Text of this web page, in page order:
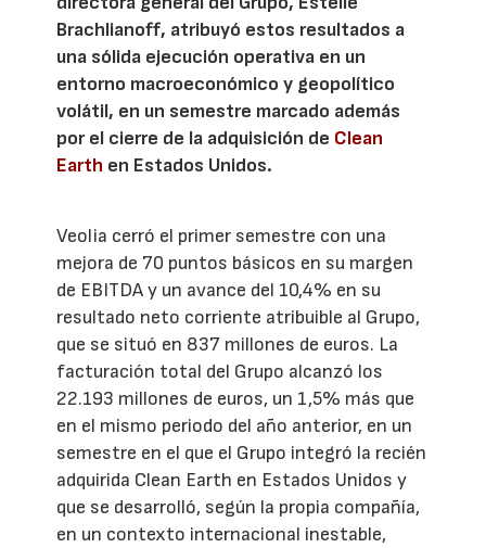
Brachlianoff, atribuyó estos resultados a
una sólida ejecución operativa en un
entorno macroeconómico y geopolítico
volátil, en un semestre marcado además
por el cierre de la adquisición de Clean
Earth en Estados Unidos.
Veolia cerró el primer semestre con una
mejora de 70 puntos básicos en su margen
de EBITDA y un avance del 10,4% en su
resultado neto corriente atribuible al Grupo,
que se situó en 837 millones de euros. La
facturación total del Grupo alcanzó los
22.193 millones de euros, un 1,5% más que
en el mismo periodo del año anterior, en un
semestre en el que el Grupo integró la recién
adquirida Clean Earth en Estados Unidos y
que se desarrolló, según la propia compañía,
en un contexto internacional inestable,